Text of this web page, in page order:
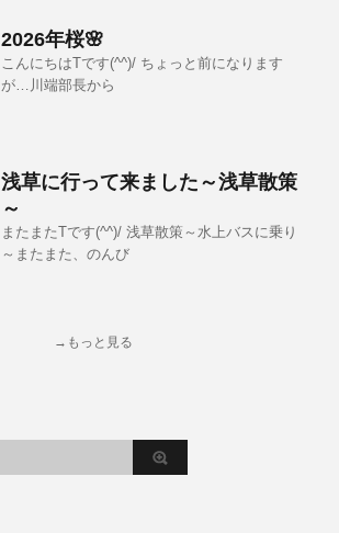
2026年桜🌸
こんにちはTです(^^)/ ちょっと前になります
が…川端部長から
浅草に行って来ました～浅草散策
～
またまたTです(^^)/ 浅草散策～水上バスに乗り
～またまた、のんび
→もっと見る